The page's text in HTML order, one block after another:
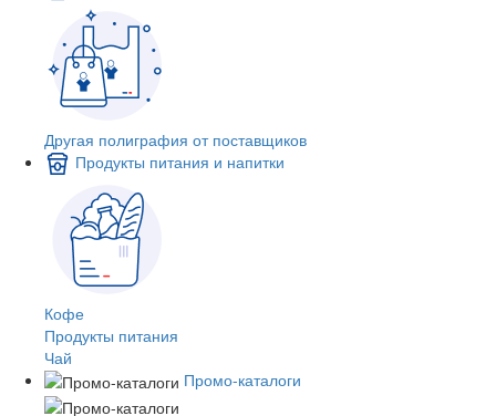
Другая полиграфия от поставщиков
Продукты питания и напитки
Кофе
Продукты питания
Чай
Промо-каталоги